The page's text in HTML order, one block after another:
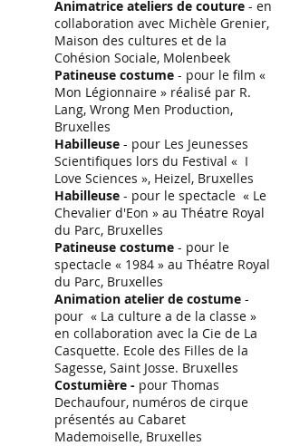
Animatrice ateliers de couture - en
collaboration avec Michèle Grenier,
Maison des cultures et de la
Cohésion Sociale, Molenbeek
Patineuse costume - pour le film «
Mon Légionnaire » réalisé par R.
Lang, Wrong Men Production,
Bruxelles
Habilleuse - pour Les Jeunesses
Scientifiques lors du Festival « I
Love Sciences », Heizel, Bruxelles
Habilleuse - pour le spectacle « Le
Chevalier d'Eon » au Théatre Royal
du Parc, Bruxelles
Patineuse costume - pour le
spectacle « 1984 » au Théatre Royal
du Parc, Bruxelles
Animation atelier de costume -
pour « La culture a de la classe »
en collaboration avec la Cie de La
Casquette. Ecole des Filles de la
Sagesse, Saint Josse. Bruxelles
Costumière - pour Thomas
Dechaufour, numéros de cirque
présentés au Cabaret
Mademoiselle, Bruxelles